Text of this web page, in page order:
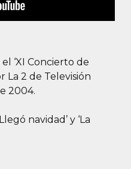
‘XI Concierto de
La 2 de Televisión
2004.
navidad’ y ‘La